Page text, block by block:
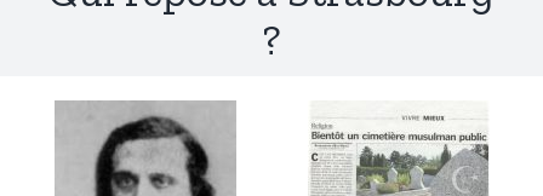
?